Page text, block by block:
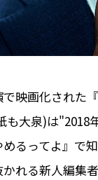
映画化された
も大泉)は
るってよ』で
れる新人編集